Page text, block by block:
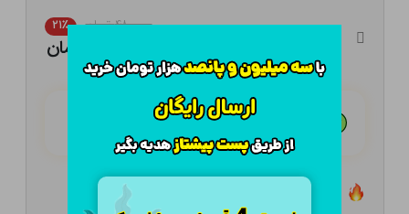
۴۸۰,۰۰۰ تومان ۲۱٪
هـر قسط با تــرب‌پــی:
۴ قسط مــاهـانـه؛ بـدون سـود، چـک و ضـامـن